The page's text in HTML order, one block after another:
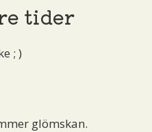
tider
; )
glömskan.